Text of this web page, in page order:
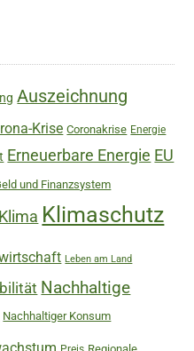
Auszeichnung
Krise Coronakrise Energie
Erneuerbare Energie EU
und Finanzsystem
Klima Klimaschutz
Leben am Land
Nachhaltige
Nachhaltiger Konsum